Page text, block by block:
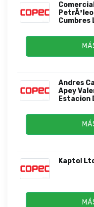
Comercial
Cumbres
Andres
Apey
Estacion
Kaptol